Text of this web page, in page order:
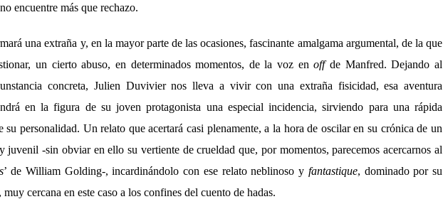
encuentre más que rechazo.
una extraña y, en la mayor parte de las ocasiones, fascinante amalgama argumental, de la que
un cierto abuso, en determinados momentos, de la voz enoffde Manfred. Dejando al
concreta, Julien Duvivier nos lleva a vivir con una extraña fisicidad, esa aventura
en la figura de su joven protagonista una especial incidencia, sirviendo para una rápida
su personalidad. Un relato que acertará casi plenamente, a la hora de oscilar en su crónica de un
juvenil -sin obviar en ello su vertiente de crueldad que, por momentos, parecemos acercarnos al
’ de William Golding-, incardinándolo con ese relato neblinoso y fantastique, dominado por su
cercana en este caso a los confines del cuento de hadas.